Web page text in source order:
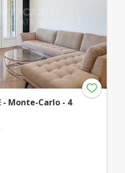
- Monte-Carlo - 4